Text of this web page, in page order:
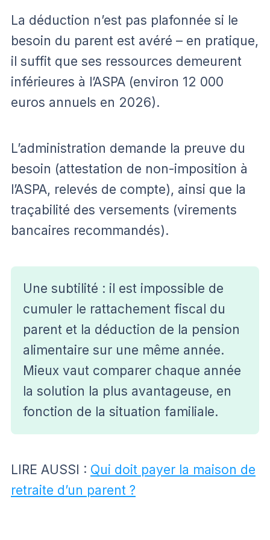
La déduction n’est pas plafonnée si le
besoin du parent est avéré – en pratique,
il suffit que ses ressources demeurent
inférieures à l’ASPA (environ 12 000
euros annuels en 2026).
L’administration demande la preuve du
besoin (attestation de non-imposition à
l’ASPA, relevés de compte), ainsi que la
traçabilité des versements (virements
bancaires recommandés).
Une subtilité : il est impossible de
cumuler le rattachement fiscal du
parent et la déduction de la pension
alimentaire sur une même année.
Mieux vaut comparer chaque année
la solution la plus avantageuse, en
fonction de la situation familiale.
LIRE AUSSI : Qui doit payer la maison de
retraite d’un parent ?